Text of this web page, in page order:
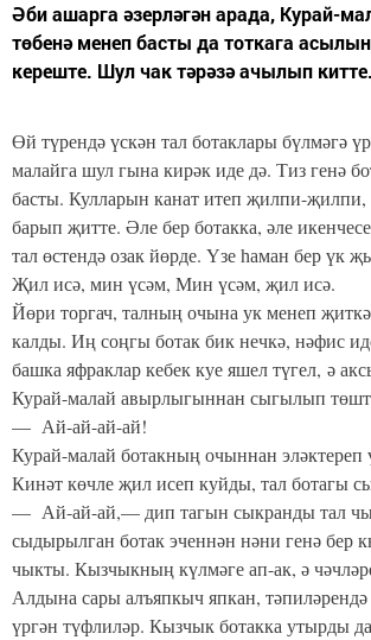
Әби ашарга әзерләгән арада, Курай-
төбенә менеп басты да тоткага
кереште. Шул чак тәрәзә ачылып китте.
Өй түрендә үскән тал ботаклары бүлмәгә
малайга шул гына кирәк иде дә. Тиз генә
басты. Кулларын канат итеп җилпи-җилпи,
барып җитте. Әле бер ботакка, әле
тал өстендә озак йөрде. Үзе һаман бер үк
Җил исә, мин үсәм, Мин үсәм, җил исә.
Йөри торгач, талның очына ук менеп
калды. Иң соңгы ботак бик нечкә, нәфис
башка яфраклар кебек куе яшел түгел, ә
Курай-малай авырлыгыннан сыгылып
— Ай-ай-ай-ай!
Курай-малай ботакның очыннан эләктереп
Кинәт көчле җил исеп куйды, тал ботагы
— Ай-ай-ай,— дип тагын сыкранды тал
сыдырылган ботак эченнән нәни генә бер
чыкты. Кызчыкның күлмәге ап-ак, ә
Алдына сары алъяпкыч япкан,
үргән түфлиләр. Кызчык ботакка утырды